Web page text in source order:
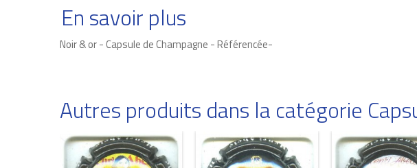
En savoir plus
Noir & or - Capsule de Champagne - Référencée-
Autres produits dans la catégorie